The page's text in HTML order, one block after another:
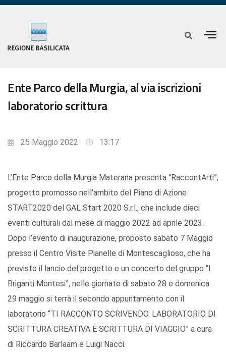
Ente Parco della Murgia, al via iscrizioni
laboratorio scrittura
25 Maggio 2022 13:17
L’Ente Parco della Murgia Materana presenta “RaccontArti”,
progetto promosso nell’ambito del Piano di Azione
START2020 del GAL Start 2020 S.r.l., che include dieci
eventi culturali dal mese di maggio 2022 ad aprile 2023.
Dopo l’evento di inaugurazione, proposto sabato 7 Maggio
presso il Centro Visite Pianelle di Montescaglioso, che ha
previsto il lancio del progetto e un concerto del gruppo “I
Briganti Montesi”, nelle giornate di sabato 28 e domenica
29 maggio si terrà il secondo appuntamento con il
laboratorio “TI RACCONTO SCRIVENDO. LABORATORIO DI
SCRITTURA CREATIVA E SCRITTURA DI VIAGGIO” a cura
di Riccardo Barlaam e Luigi Nacci.